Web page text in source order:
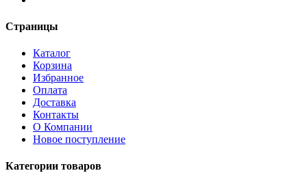
Страницы
Каталог
Корзина
Избранное
Оплата
Доставка
Контакты
О Компании
Новое поступление
Категории товаров